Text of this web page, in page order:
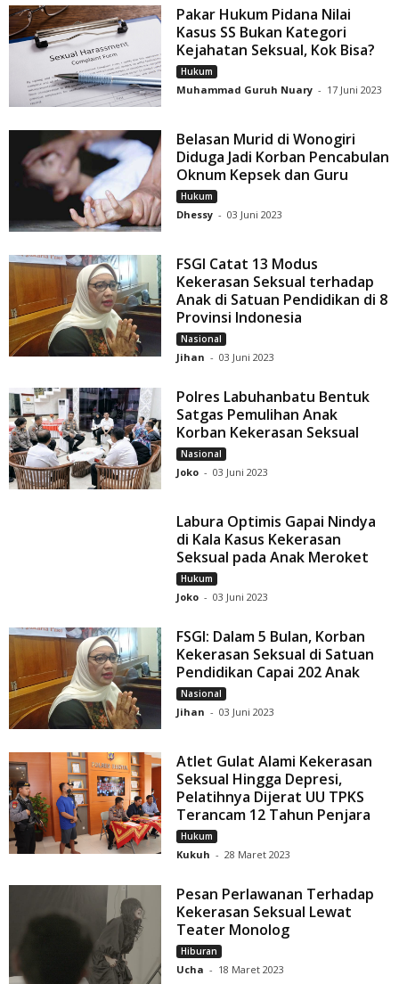
Pakar Hukum Pidana Nilai
Kasus SS Bukan Kategori
Kejahatan Seksual, Kok Bisa?
Hukum
Muhammad Guruh Nuary - 17 Juni 2023
Belasan Murid di Wonogiri
Diduga Jadi Korban Pencabulan
Oknum Kepsek dan Guru
Hukum
Dhessy - 03 Juni 2023
FSGI Catat 13 Modus
Kekerasan Seksual terhadap
Anak di Satuan Pendidikan di 8
Provinsi Indonesia
Nasional
Jihan - 03 Juni 2023
Polres Labuhanbatu Bentuk
Satgas Pemulihan Anak
Korban Kekerasan Seksual
Nasional
Joko - 03 Juni 2023
Labura Optimis Gapai Nindya
di Kala Kasus Kekerasan
Seksual pada Anak Meroket
Hukum
Joko - 03 Juni 2023
FSGI: Dalam 5 Bulan, Korban
Kekerasan Seksual di Satuan
Pendidikan Capai 202 Anak
Nasional
Jihan - 03 Juni 2023
Atlet Gulat Alami Kekerasan
Seksual Hingga Depresi,
Pelatihnya Dijerat UU TPKS
Terancam 12 Tahun Penjara
Hukum
Kukuh - 28 Maret 2023
Pesan Perlawanan Terhadap
Kekerasan Seksual Lewat
Teater Monolog
Hiburan
Ucha - 18 Maret 2023